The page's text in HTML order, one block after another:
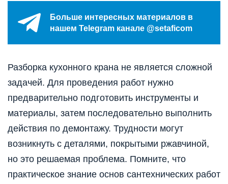
Больше интересных материалов в
нашем Telegram канале @setaficom
Разборка кухонного крана не является сложной
задачей. Для проведения работ нужно
предварительно подготовить инструменты и
материалы, затем последовательно выполнить
действия по демонтажу. Трудности могут
возникнуть с деталями, покрытыми ржавчиной,
но это решаемая проблема. Помните, что
практическое знание основ сантехнических работ